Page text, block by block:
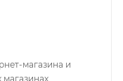
магазина и
магазинах